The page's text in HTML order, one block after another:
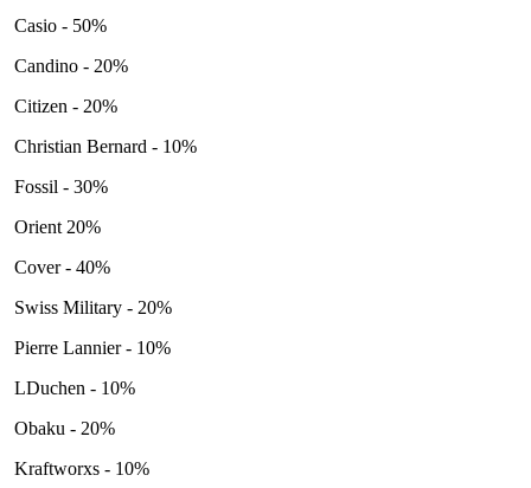
Casio - 50%
Candino - 20%
Citizen - 20%
Christian Bernard - 10%
Fossil - 30%
Orient 20%
Cover - 40%
Swiss Military - 20%
Pierre Lannier - 10%
LDuchen - 10%
Obaku - 20%
Kraftworxs - 10%